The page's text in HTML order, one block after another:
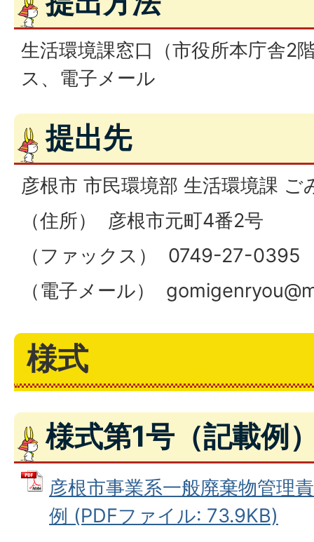
生活環境課窓口（市役所本庁舎2
ス、電子メール
提出先
彦根市 市民環境部 生活環境課 ご
（住所） 彦根市元町4番2号
（ファックス） 0749-27-0395
（電子メール）
様式
様式第1号（記載例
彦根市事業系一般廃棄物管理
例 (PDFファイル: 73.9KB)